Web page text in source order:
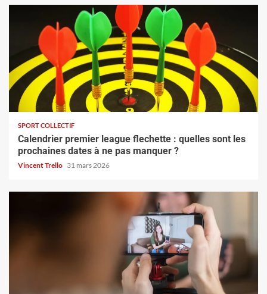
SPORT COLLECTIF
Calendrier premier league flechette : quelles sont les
prochaines dates à ne pas manquer ?
Vincent Trello 31 mars 2026